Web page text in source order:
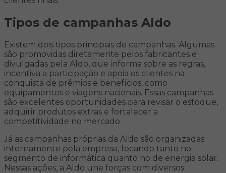
Tipos de campanhas Aldo
Existem dois tipos principais de campanhas. Algumas
são promovidas diretamente pelos fabricantes e
divulgadas pela Aldo, que informa sobre as regras,
incentiva a participação e apoia os clientes na
conquista de prêmios e benefícios, como
equipamentos e viagens nacionais. Essas campanhas
são excelentes oportunidades para revisar o estoque,
adquirir produtos extras e fortalecer a
competitividade no mercado.
Já as campanhas próprias da Aldo são organizadas
internamente pela empresa, focando tanto no
segmento de informática quanto no de energia solar.
Nessas ações, a Aldo une forças com diversos